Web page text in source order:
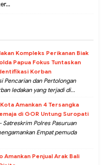
Kompleks Perikanan Biak
Papua Fokus Tuntaskan
Korban
Pencarian dan Pertolongan
ledakan yang terjadi di...
Amankan 4 Tersangka
di GOR Untung Suropati
- Satreskrim Polres Pasuruan
Empat pemuda
Amankan Penjual Arak Bali